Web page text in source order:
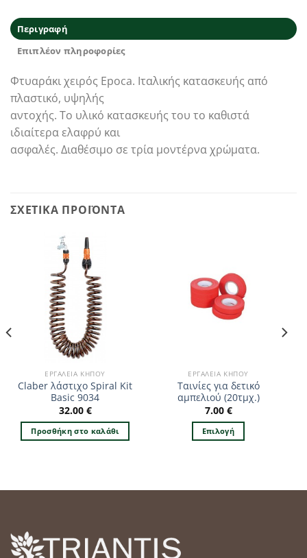
Περιγραφή
Επιπλέον πληροφορίες
Φτυαράκι χειρός Epoca. Ιταλικής κατασκευής από
πλαστικό, υψηλής
αντοχής. Το υλικό κατασκευής του το καθιστά
ιδιαίτερα ελαφρύ και
ασφαλές. Διαθέσιμο σε τρία μοντέρνα χρώματα.
ΣΧΕΤΙΚΆ ΠΡΟΪΌΝΤΑ
ΕΡΓΑΛΕΊΑ ΚΉΠΟΥ
Claber λάστιχο Spiral Kit
Basic 9034
32.00 €
Προσθήκη στο καλάθι
ΕΡΓΑΛΕΊΑ ΚΉΠΟΥ
Ταινίες για δετικό
αμπελιού (20τμχ.)
7.00 €
Επιλογή
έχει